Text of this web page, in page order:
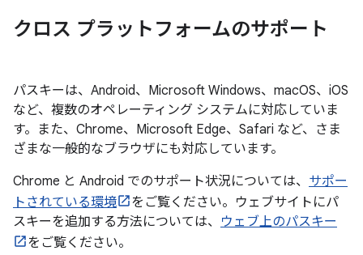
クロス プラットフォームのサポート
パスキーは、Android、Microsoft Windows、macOS、iOS
など、複数のオペレーティング システムに対応していま
す。また、Chrome、Microsoft Edge、Safari など、さま
ざまな一般的なブラウザにも対応しています。
Chrome と Android でのサポート状況については、 サポー
トされている環境
をご覧ください。ウェブサイトにパ
スキーを追加する方法については、 ウェブ上のパスキー
をご覧ください。